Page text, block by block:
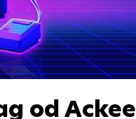
od Ackee